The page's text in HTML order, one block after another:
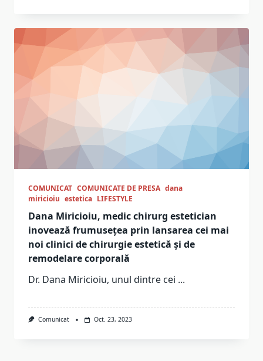
COMUNICAT COMUNICATE DE PRESA dana
miricioiu estetica LIFESTYLE
Dana Miricioiu, medic chirurg estetician
inovează frumusețea prin lansarea cei mai
noi clinici de chirurgie estetică și de
remodelare corporală
Dr. Dana Miricioiu, unul dintre cei ...
Comunicat Oct. 23, 2023